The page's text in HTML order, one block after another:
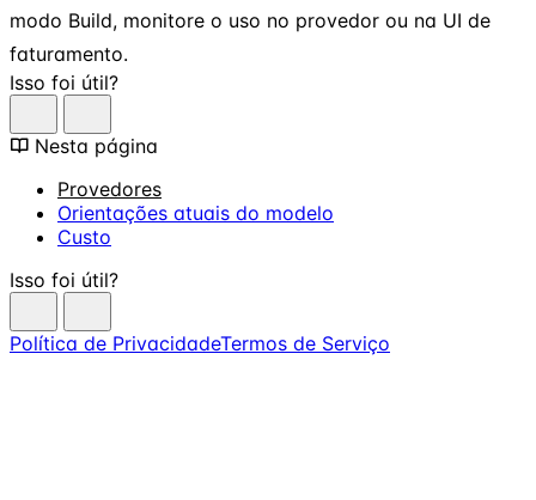
modo Build, monitore o uso no provedor ou na UI de
faturamento.
Isso foi útil?
Nesta página
Provedores
Orientações atuais do modelo
Custo
Isso foi útil?
Política de PrivacidadeTermos de Serviço